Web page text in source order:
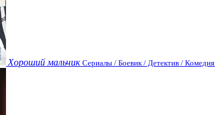
Хороший мальчик Сериалы / Боевик / Детектив /